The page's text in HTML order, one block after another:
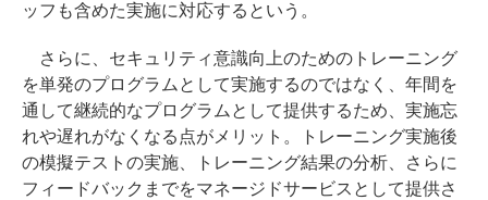
ッフも含めた実施に対応するという。
さらに、セキュリティ意識向上のためのトレーニング
を単発のプログラムとして実施するのではなく、年間を
通して継続的なプログラムとして提供するため、実施忘
れや遅れがなくなる点がメリット。トレーニング実施後
の模擬テストの実施、トレーニング結果の分析、さらに
フィードバックまでをマネージドサービスとして提供さ